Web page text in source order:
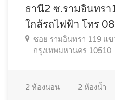
ธานี2 ซ.รามอินทร
ใกล้รถไฟฟ้า โทร
ซอย รามอินทรา 119 แ
กรุงเทพมหานคร 10510
2 ห้องนอน 2 ห้องน้ำ